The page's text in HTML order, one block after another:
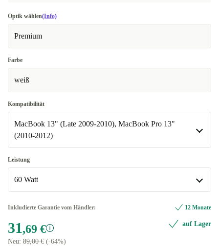
Optik wählen(Info)
Premium
Farbe
weiß
Kompatibilität
MacBook 13" (Late 2009-2010), MacBook Pro 13"
(2010-2012)
MacBook 13" (Late 2009-2010), MacBook Pro 13" (2010-2012)
In anderen Kombinationen verfügbar
MacBook Air 11" (2010-2011), MacBook Air 13" (2008-
2011)
MacBook Pro 15" (2010-2012), MacBook Pro 17" (2010-
2011)
Leistung
60 Watt
45 Watt
Inkludierte Garantie vom Händler: 12 Monate
31,69 €
Neu: 89,00 € (-64%)
auf Lager